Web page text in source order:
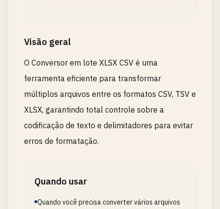
Visão geral
O Conversor em lote XLSX CSV é uma
ferramenta eficiente para transformar
múltiplos arquivos entre os formatos CSV, TSV e
XLSX, garantindo total controle sobre a
codificação de texto e delimitadores para evitar
erros de formatação.
Quando usar
Quando você precisa converter vários arquivos